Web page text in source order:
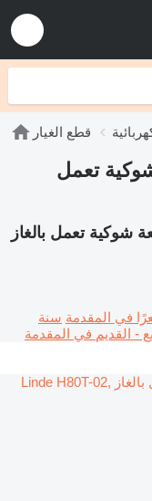
قطع الغيار
شوكية تعمل
شوكية تعمل بالغاز
في المقدمة سنة
- القديم في المقدمة